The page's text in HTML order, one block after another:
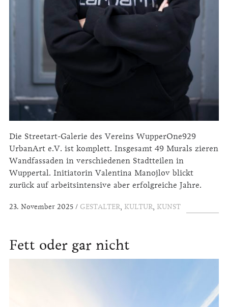
Die Streetart-Galerie des Vereins WupperOne929
UrbanArt e.V. ist komplett. Insgesamt 49 Murals zieren
Wandfassaden in verschiedenen Stadtteilen in
Wuppertal. Initiatorin Valentina Manojlov blickt
zurück auf arbeitsintensive aber erfolgreiche Jahre.
23. November 2025 GESTALTER, KULTUR, KUNST
Fett oder gar nicht